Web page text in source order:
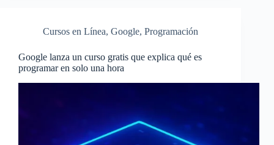
Cursos en Línea, Google, Programación
Google lanza un curso gratis que explica qué es
programar en solo una hora